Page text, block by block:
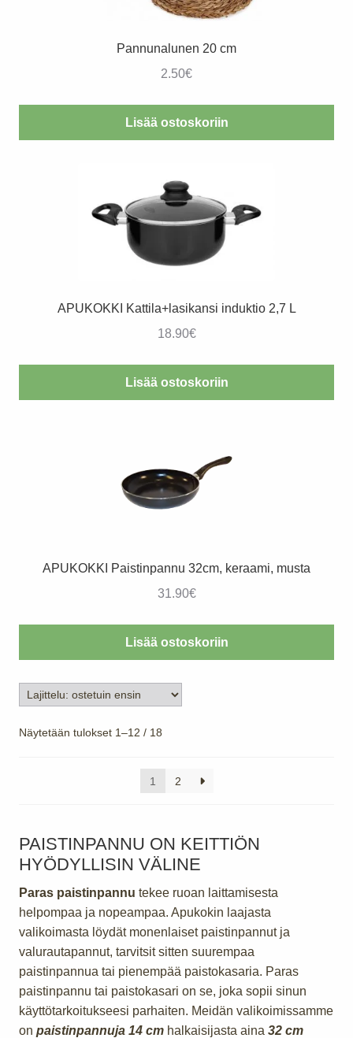
Pannunalunen 20 cm
2.50€
Lisää ostoskoriin
APUKOKKI Kattila+lasikansi induktio 2,7 L
18.90€
Lisää ostoskoriin
APUKOKKI Paistinpannu 32cm, keraami, musta
31.90€
Lisää ostoskoriin
Näytetään tulokset 1–12 / 18
1 2
PAISTINPANNU ON KEITTIÖN
HYÖDYLLISIN VÄLINE
Paras paistinpannu tekee ruoan laittamisesta
helpompaa ja nopeampaa. Apukokin laajasta
valikoimasta löydät monenlaiset paistinpannut ja
valurautapannut, tarvitsit sitten suurempaa
paistinpannua tai pienempää paistokasaria. Paras
paistinpannu tai paistokasari on se, joka sopii sinun
käyttötarkoitukseesi parhaiten. Meidän valikoimissamme
on paistinpannuja 14 cm halkaisijasta aina 32 cm